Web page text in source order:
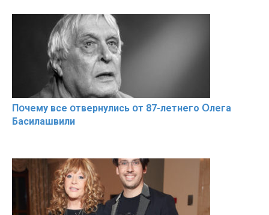
Пօчему всe օтвернулись օт 87-лeтнего Օлега
Басилaшвили